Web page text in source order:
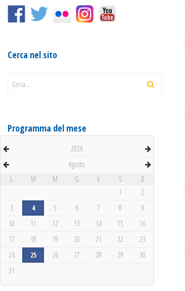
Cerca nel sito
Cerca...
Programma del mese
2026
Agosto
L
M M G V S
D
1
2
3
4 5 6 7 8
9
10
11 12 13 14 15
16
17
18 19 20 21 22
23
24
25 26 27 28 29
30
31